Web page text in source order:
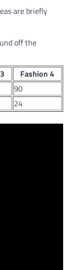
are briefly
off the
Fashion 4
90
24